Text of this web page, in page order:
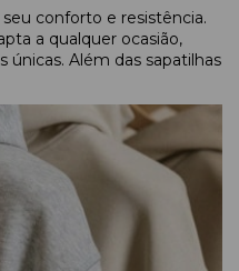
conforto e resistência.
a qualquer ocasião,
Além das sapatilhas